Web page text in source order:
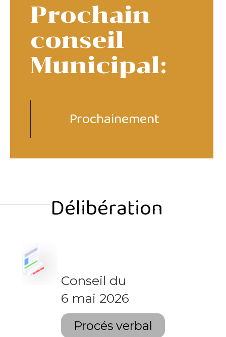
Prochain
conseil
Municipal:
Prochainement
Délibération
Conseil du
6 mai 2026
Procés verbal